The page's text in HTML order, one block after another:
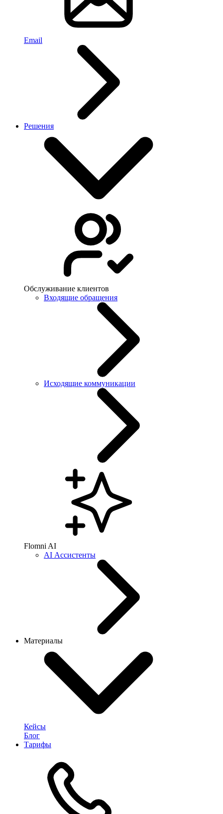
Email
Решения
Обслуживание клиентов
Входящие обращения
Исходящие коммуникации
Flomni AI
AI Ассистенты
Материалы
Кейсы
Блог
Тарифы